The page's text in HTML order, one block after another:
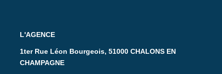
L'AGENCE
1ter Rue Léon Bourgeois, 51000 CHALONS EN
CHAMPAGNE